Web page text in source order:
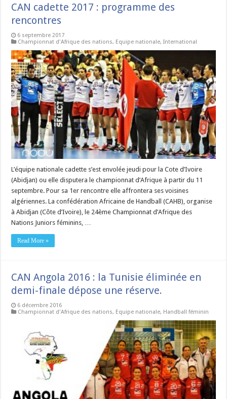
CAN cadette 2017 : programme des
rencontres
6 septembre 2017
Championnat d'Afrique des nations, Equipe nationale,International
L’équipe nationale cadette s’est envolée jeudi pour la Cote d’Ivoire
(Abidjan) ou elle disputera le championnat d’Afrique à partir du 11
septembre. Pour sa 1er rencontre elle affrontera ses voisines
algériennes. La confédération Africaine de Handball (CAHB), organise
à Abidjan (Côte d’Ivoire), le 24ème Championnat d’Afrique des
Nations Juniors féminins, …
Read More »
CAN Angola 2016 : la Tunisie éliminée en
demi-finale dépose une réserve.
6 décembre 2016
Championnat d'Afrique des nations, Equipe nationale, Handball féminin